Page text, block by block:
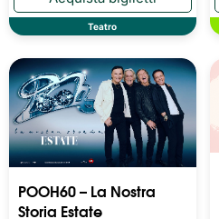
Teatro
POOH60 – La Nostra
Storia Estate